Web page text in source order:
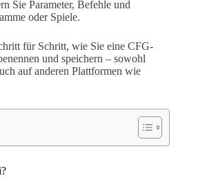
Sie Parameter, Befehle und
oder Spiele.
für Schritt, wie Sie eine CFG-
und speichern – sowohl
auf anderen Plattformen wie